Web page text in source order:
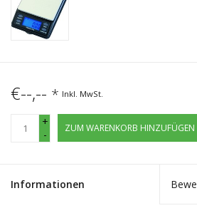
€--,-- * Inkl. MwSt.
+
-
ZUM WARENKORB HINZUFÜGEN
Informationen